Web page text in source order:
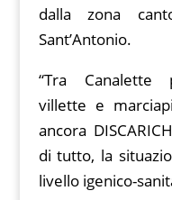
dalla zona
Sant’Antonio.
“Tra Canalette
villette e marciap
ancora
di tutto, la
livello igenico-